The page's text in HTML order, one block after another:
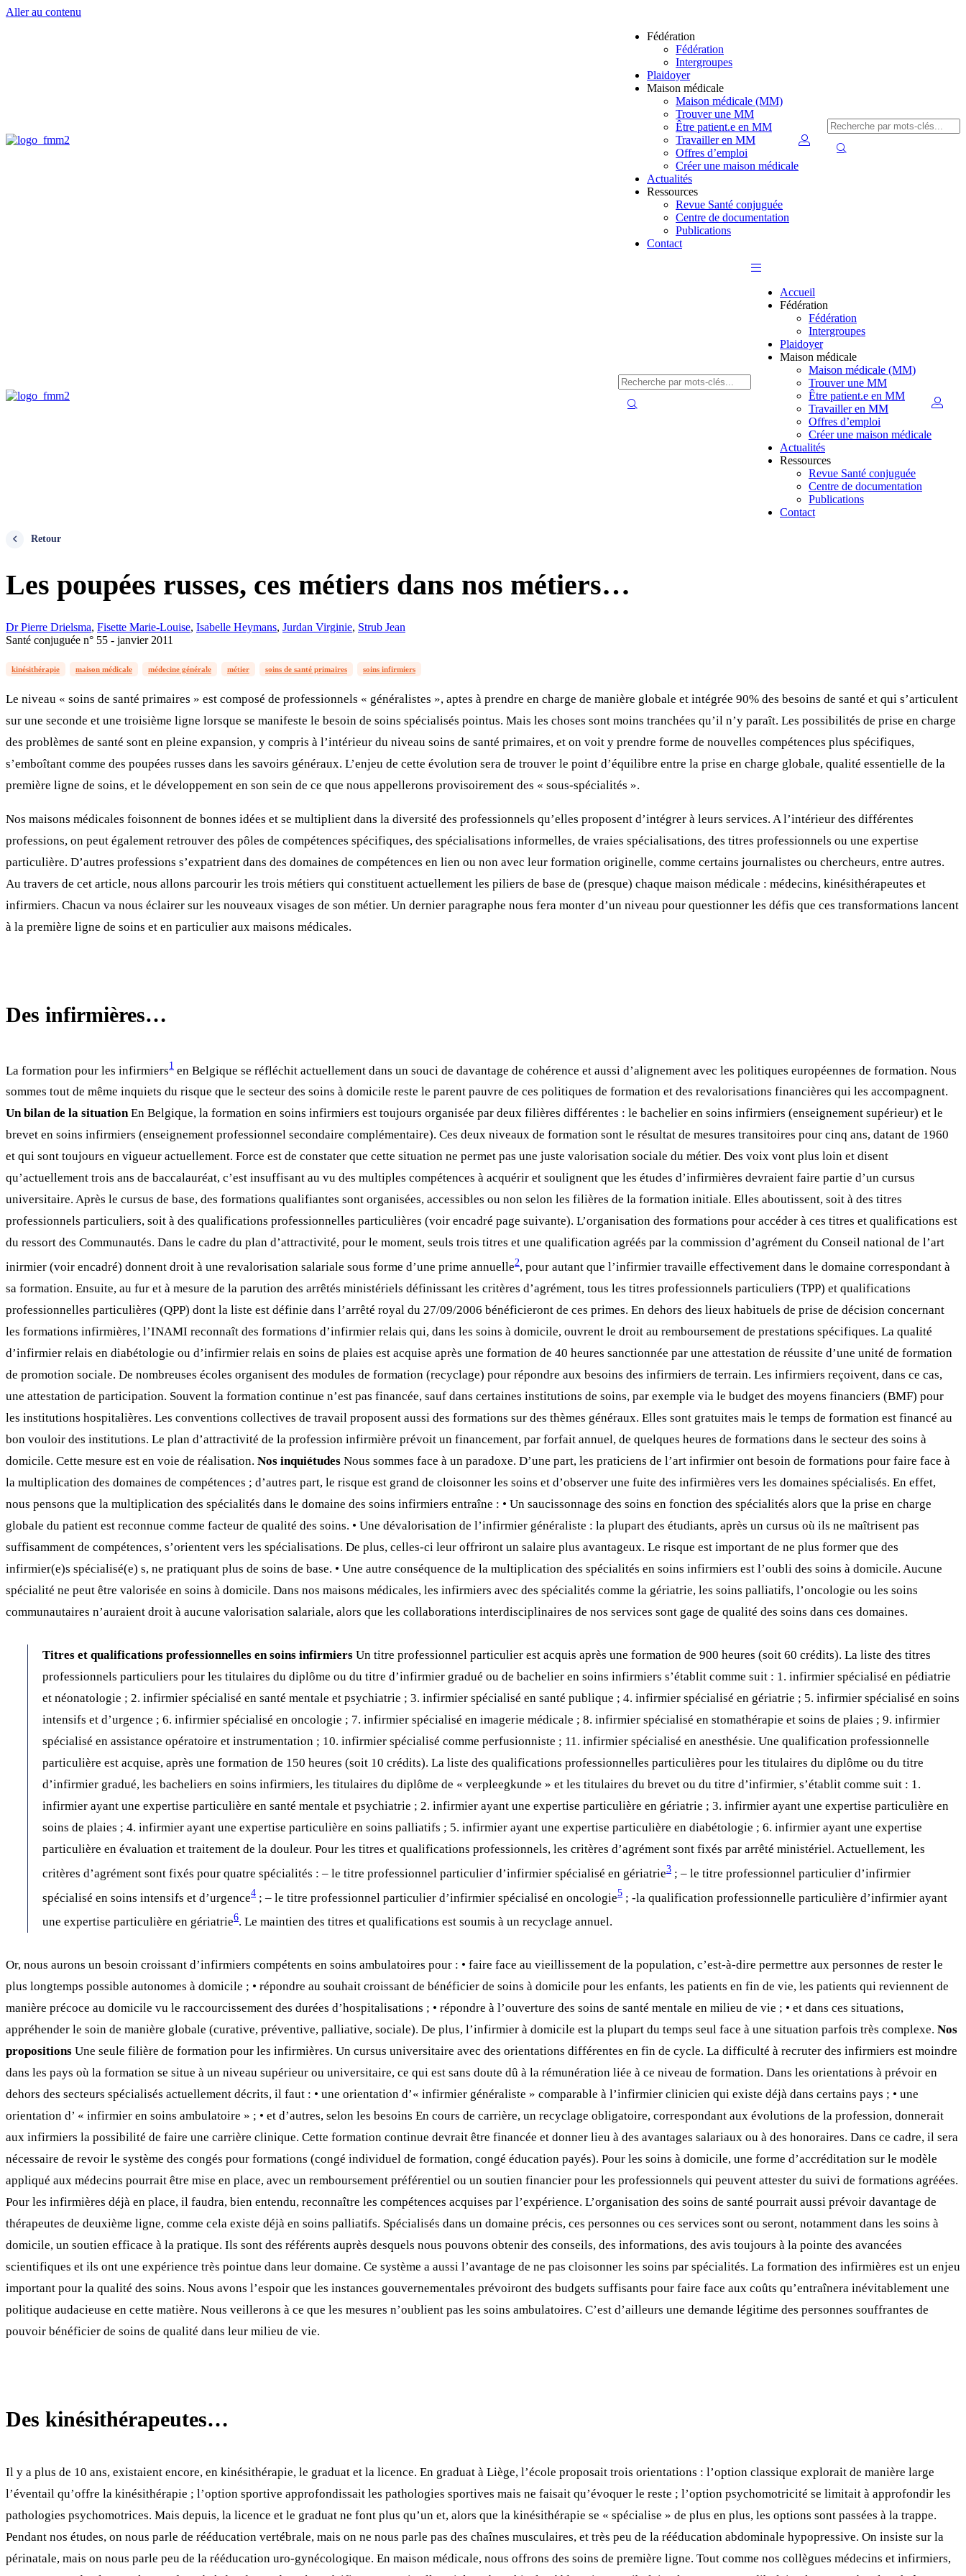
Aller au contenu
Fédération
Fédération
Intergroupes
Plaidoyer
Maison médicale
Maison médicale (MM)
Trouver une MM
Être patient.e en MM
Travailler en MM
Offres d’emploi
Créer une maison médicale
Actualités
Ressources
Revue Santé conjuguée
Centre de documentation
Publications
Contact
Accueil
Fédération
Fédération
Intergroupes
Plaidoyer
Maison médicale
Maison médicale (MM)
Trouver une MM
Être patient.e en MM
Travailler en MM
Offres d’emploi
Créer une maison médicale
Actualités
Ressources
Revue Santé conjuguée
Centre de documentation
Publications
Contact
Retour
Les poupées russes, ces métiers dans nos métiers…
Dr Pierre Drielsma, Fisette Marie-Louise, Isabelle Heymans, Jurdan Virginie, Strub Jean
Santé conjuguée n° 55 - janvier 2011
kinésithérapie maison médicale médecine générale métier soins de santé primaires soins infirmiers
Le niveau « soins de santé primaires » est composé de professionnels « généralistes », aptes à prendre en charge de manière globale et intégrée 90% des besoins de santé et qui s’articulent
sur une seconde et une troisième ligne lorsque se manifeste le besoin de soins spécialisés pointus. Mais les choses sont moins tranchées qu’il n’y paraît. Les possibilités de prise en charge
des problèmes de santé sont en pleine expansion, y compris à l’intérieur du niveau soins de santé primaires, et on voit y prendre forme de nouvelles compétences plus spécifiques,
s’emboîtant comme des poupées russes dans les savoirs généraux. L’enjeu de cette évolution sera de trouver le point d’équilibre entre la prise en charge globale, qualité essentielle de la
première ligne de soins, et le développement en son sein de ce que nous appellerons provisoirement des « sous-spécialités ».
Nos maisons médicales foisonnent de bonnes idées et se multiplient dans la diversité des professionnels qu’elles proposent d’intégrer à leurs services. A l’intérieur des différentes
professions, on peut également retrouver des pôles de compétences spécifiques, des spécialisations informelles, de vraies spécialisations, des titres professionnels ou une expertise
particulière. D’autres professions s’expatrient dans des domaines de compétences en lien ou non avec leur formation originelle, comme certains journalistes ou chercheurs, entre autres.
Au travers de cet article, nous allons parcourir les trois métiers qui constituent actuellement les piliers de base de (presque) chaque maison médicale : médecins, kinésithérapeutes et
infirmiers. Chacun va nous éclairer sur les nouveaux visages de son métier. Un dernier paragraphe nous fera monter d’un niveau pour questionner les défis que ces transformations lancent
à la première ligne de soins et en particulier aux maisons médicales.
Des infirmières…
La formation pour les infirmiers1 en Belgique se réfléchit actuellement dans un souci de davantage de cohérence et aussi d’alignement avec les politiques européennes de formation. Nous
sommes tout de même inquiets du risque que le secteur des soins à domicile reste le parent pauvre de ces politiques de formation et des revalorisations financières qui les accompagnent.
Un bilan de la situationEn Belgique, la formation en soins infirmiers est toujours organisée par deux filières différentes : le bachelier en soins infirmiers (enseignement supérieur) et le
brevet en soins infirmiers (enseignement professionnel secondaire complémentaire). Ces deux niveaux de formation sont le résultat de mesures transitoires pour cinq ans, datant de 1960
et qui sont toujours en vigueur actuellement. Force est de constater que cette situation ne permet pas une juste valorisation sociale du métier. Des voix vont plus loin et disent
qu’actuellement trois ans de baccalauréat, c’est insuffisant au vu des multiples compétences à acquérir et soulignent que les études d’infirmières devraient faire partie d’un cursus
universitaire. Après le cursus de base, des formations qualifiantes sont organisées, accessibles ou non selon les filières de la formation initiale. Elles aboutissent, soit à des titres
professionnels particuliers, soit à des qualifications professionnelles particulières (voir encadré page suivante). L’organisation des formations pour accéder à ces titres et qualifications est
du ressort des Communautés. Dans le cadre du plan d’attractivité, pour le moment, seuls trois titres et une qualification agréés par la commission d’agrément du Conseil national de l’art
inirmier (voir encadré) donnent droit à une revalorisation salariale sous forme d’une prime annuelle2, pour autant que l’infirmier travaille effectivement dans le domaine correspondant à
sa formation. Ensuite, au fur et à mesure de la parution des arrêtés ministériels définissant les critères d’agrément, tous les titres professionnels particuliers (TPP) et qualifications
professionnelles particulières (QPP) dont la liste est définie dans l’arrêté royal du 27/09/2006 bénéficieront de ces primes. En dehors des lieux habituels de prise de décision concernant
les formations infirmières, l’INAMI reconnaît des formations d’infirmier relais qui, dans les soins à domicile, ouvrent le droit au remboursement de prestations spécifiques. La qualité
d’infirmier relais en diabétologie ou d’infirmier relais en soins de plaies est acquise après une formation de 40 heures sanctionnée par une attestation de réussite d’une unité de formation
de promotion sociale. De nombreuses écoles organisent des modules de formation (recyclage) pour répondre aux besoins des infirmiers de terrain. Les infirmiers reçoivent, dans ce cas,
une attestation de participation. Souvent la formation continue n’est pas financée, sauf dans certaines institutions de soins, par exemple via le budget des moyens financiers (BMF) pour
les institutions hospitalières. Les conventions collectives de travail proposent aussi des formations sur des thèmes généraux. Elles sont gratuites mais le temps de formation est financé au
bon vouloir des institutions. Le plan d’attractivité de la profession infirmière prévoit un financement, par forfait annuel, de quelques heures de formations dans le secteur des soins à
domicile. Cette mesure est en voie de réalisation. Nos inquiétudes Nous sommes face à un paradoxe. D’une part, les praticiens de l’art infirmier ont besoin de formations pour faire face à
la multiplication des domaines de compétences ; d’autres part, le risque est grand de cloisonner les soins et d’observer une fuite des infirmières vers les domaines spécialisés. En effet,
nous pensons que la multiplication des spécialités dans le domaine des soins infirmiers entraîne : • Un saucissonnage des soins en fonction des spécialités alors que la prise en charge
globale du patient est reconnue comme facteur de qualité des soins. • Une dévalorisation de l’infirmier généraliste : la plupart des étudiants, après un cursus où ils ne maîtrisent pas
suffisamment de compétences, s’orientent vers les spécialisations. De plus, celles-ci leur offriront un salaire plus avantageux. Le risque est important de ne plus former que des
infirmier(e)s spécialisé(e) s, ne pratiquant plus de soins de base. • Une autre conséquence de la multiplication des spécialités en soins infirmiers est l’oubli des soins à domicile. Aucune
spécialité ne peut être valorisée en soins à domicile. Dans nos maisons médicales, les infirmiers avec des spécialités comme la gériatrie, les soins palliatifs, l’oncologie ou les soins
communautaires n’auraient droit à aucune valorisation salariale, alors que les collaborations interdisciplinaires de nos services sont gage de qualité des soins dans ces domaines.
Titres et qualifications professionnelles en soins infirmiers Un titre professionnel particulier est acquis après une formation de 900 heures (soit 60 crédits). La liste des titres
professionnels particuliers pour les titulaires du diplôme ou du titre d’infirmier gradué ou de bachelier en soins infirmiers s’établit comme suit : 1. infirmier spécialisé en pédiatrie
et néonatologie ; 2. infirmier spécialisé en santé mentale et psychiatrie ; 3. infirmier spécialisé en santé publique ; 4. infirmier spécialisé en gériatrie ; 5. infirmier spécialisé en soins
intensifs et d’urgence ; 6. infirmier spécialisé en oncologie ; 7. infirmier spécialisé en imagerie médicale ; 8. infirmier spécialisé en stomathérapie et soins de plaies ; 9. infirmier
spécialisé en assistance opératoire et instrumentation ; 10. infirmier spécialisé comme perfusionniste ; 11. infirmier spécialisé en anesthésie. Une qualification professionnelle
particulière est acquise, après une formation de 150 heures (soit 10 crédits). La liste des qualifications professionnelles particulières pour les titulaires du diplôme ou du titre
d’infirmier gradué, les bacheliers en soins infirmiers, les titulaires du diplôme de « verpleegkunde » et les titulaires du brevet ou du titre d’infirmier, s’établit comme suit : 1.
infirmier ayant une expertise particulière en santé mentale et psychiatrie ; 2. infirmier ayant une expertise particulière en gériatrie ; 3. infirmier ayant une expertise particulière en
soins de plaies ; 4. infirmier ayant une expertise particulière en soins palliatifs ; 5. infirmier ayant une expertise particulière en diabétologie ; 6. infirmier ayant une expertise
particulière en évaluation et traitement de la douleur. Pour les titres et qualifications professionnels, les critères d’agrément sont fixés par arrêté ministériel. Actuellement, les
critères d’agrément sont fixés pour quatre spécialités : – le titre professionnel particulier d’infirmier spécialisé en gériatrie3 ; – le titre professionnel particulier d’infirmier
spécialisé en soins intensifs et d’urgence4 ; – le titre professionnel particulier d’infirmier spécialisé en oncologie5 ; -la qualification professionnelle particulière d’infirmier ayant
une expertise particulière en gériatrie6. Le maintien des titres et qualifications est soumis à un recyclage annuel.
Or, nous aurons un besoin croissant d’infirmiers compétents en soins ambulatoires pour : • faire face au vieillissement de la population, c’est-à-dire permettre aux personnes de rester le
plus longtemps possible autonomes à domicile ; • répondre au souhait croissant de bénéficier de soins à domicile pour les enfants, les patients en fin de vie, les patients qui reviennent de
manière précoce au domicile vu le raccourcissement des durées d’hospitalisations ; • répondre à l’ouverture des soins de santé mentale en milieu de vie ; • et dans ces situations,
appréhender le soin de manière globale (curative, préventive, palliative, sociale). De plus, l’infirmier à domicile est la plupart du temps seul face à une situation parfois très complexe. Nos
propositions Une seule filière de formation pour les infirmières. Un cursus universitaire avec des orientations différentes en fin de cycle. La difficulté à recruter des infirmiers est moindre
dans les pays où la formation se situe à un niveau supérieur ou universitaire, ce qui est sans doute dû à la rémunération liée à ce niveau de formation. Dans les orientations à prévoir en
dehors des secteurs spécialisés actuellement décrits, il faut : • une orientation d’« infirmier généraliste » comparable à l’infirmier clinicien qui existe déjà dans certains pays ; • une
orientation d’ « infirmier en soins ambulatoire » ; • et d’autres, selon les besoins En cours de carrière, un recyclage obligatoire, correspondant aux évolutions de la profession, donnerait
aux infirmiers la possibilité de faire une carrière clinique. Cette formation continue devrait être financée et donner lieu à des avantages salariaux ou à des honoraires. Dans ce cadre, il sera
nécessaire de revoir le système des congés pour formations (congé individuel de formation, congé éducation payés). Pour les soins à domicile, une forme d’accréditation sur le modèle
appliqué aux médecins pourrait être mise en place, avec un remboursement préférentiel ou un soutien financier pour les professionnels qui peuvent attester du suivi de formations agréées.
Pour les infirmières déjà en place, il faudra, bien entendu, reconnaître les compétences acquises par l’expérience. L’organisation des soins de santé pourrait aussi prévoir davantage de
thérapeutes de deuxième ligne, comme cela existe déjà en soins palliatifs. Spécialisés dans un domaine précis, ces personnes ou ces services sont ou seront, notamment dans les soins à
domicile, un soutien efficace à la pratique. Ils sont des référents auprès desquels nous pouvons obtenir des conseils, des informations, des avis toujours à la pointe des avancées
scientifiques et ils ont une expérience très pointue dans leur domaine. Ce système a aussi l’avantage de ne pas cloisonner les soins par spécialités. La formation des infirmières est un enjeu
important pour la qualité des soins. Nous avons l’espoir que les instances gouvernementales prévoiront des budgets suffisants pour faire face aux coûts qu’entraînera inévitablement une
politique audacieuse en cette matière. Nous veillerons à ce que les mesures n’oublient pas les soins ambulatoires. C’est d’ailleurs une demande légitime des personnes souffrantes de
pouvoir bénéficier de soins de qualité dans leur milieu de vie.
Des kinésithérapeutes…
Il y a plus de 10 ans, existaient encore, en kinésithérapie, le graduat et la licence. En graduat à Liège, l’école proposait trois orientations : l’option classique explorait de manière large
l’éventail qu’offre la kinésithérapie ; l’option sportive approfondissait les pathologies sportives mais ne faisait qu’évoquer le reste ; l’option psychomotricité se limitait à approfondir les
pathologies psychomotrices. Mais depuis, la licence et le graduat ne font plus qu’un et, alors que la kinésithérapie se « spécialise » de plus en plus, les options sont passées à la trappe.
Pendant nos études, on nous parle de rééducation vertébrale, mais on ne nous parle pas des chaînes musculaires, et très peu de la rééducation abdominale hypopressive. On insiste sur la
périnatale, mais on nous parle peu de la rééducation uro-gynécologique. En maison médicale, nous offrons des soins de première ligne. Tout comme nos collègues médecins et infirmiers,